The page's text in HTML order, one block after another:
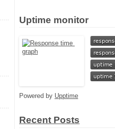
Uptime monitor
Powered by Upptime
Recent Posts